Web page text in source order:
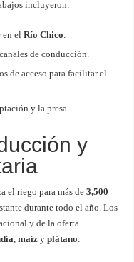
incluyeron:
en elRío Chico.
de conducción.
de acceso para facilitar el
y la presa.
y
el riego para más de3,500
durante todo el año. Los
y de la oferta
,maíz yplátano.